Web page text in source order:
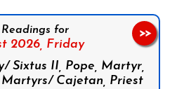
Readings for
2026, Friday
Sixtus II, Pope, Martyr,
Cajetan, Priest
>>